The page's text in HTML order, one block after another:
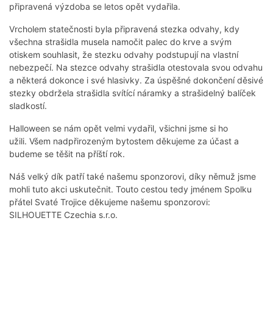
připravená výzdoba se letos opět vydařila.
Vrcholem statečnosti byla připravená stezka odvahy, kdy
všechna strašidla musela namočit palec do krve a svým
otiskem souhlasit, že stezku odvahy podstupují na vlastní
nebezpečí. Na stezce odvahy strašidla otestovala svou odvahu
a některá dokonce i své hlasivky. Za úspěšné dokončení děsivé
stezky obdržela strašidla svítící náramky a strašidelný balíček
sladkostí.
Halloween se nám opět velmi vydařil, všichni jsme si ho
užili. Všem nadpřirozeným bytostem děkujeme za účast a
budeme se těšit na příští rok.
Náš velký dík patří také našemu sponzorovi, díky němuž jsme
mohli tuto akci uskutečnit. Touto cestou tedy jménem Spolku
přátel Svaté Trojice děkujeme našemu sponzorovi:
SILHOUETTE Czechia s.r.o.